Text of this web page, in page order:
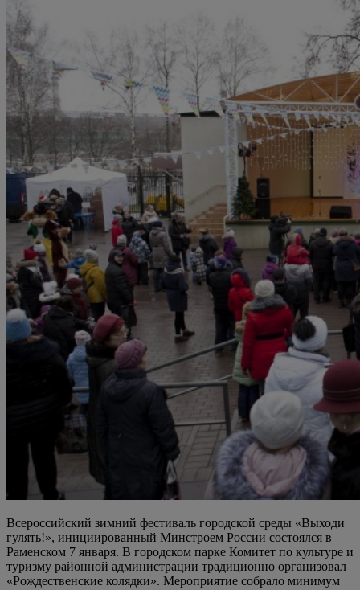
Всероссийский зимний фестиваль городской среды «Выходи
гулять!», инициированный Минстроем России состоялся в
Раменском 7 января. В городском парке Комитет по культуре и
туризму районной администрации традиционно организовал
«Рождественские колядки». Мероприятие собрало минимум